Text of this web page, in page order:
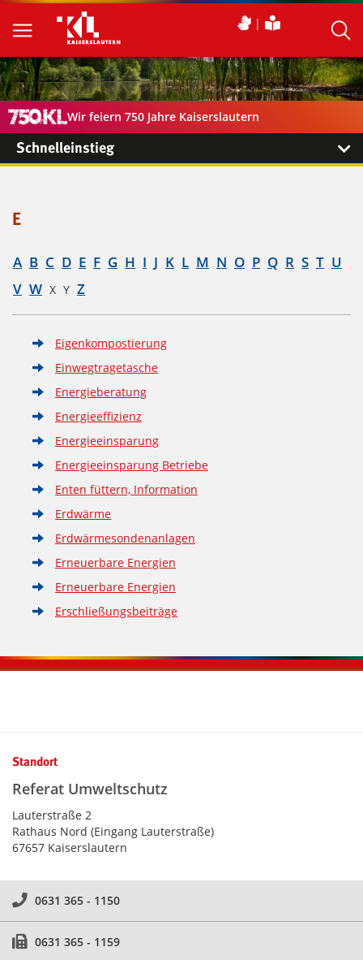
Wir feiern 750 Jahre Kaiserslautern
Schnelleinstieg
E
A B C D E F G H I J K L M N O P Q R S T U
V W X Y Z
Eigenkompostierung
Einwegtragetasche
Energieberatung
Energieeffizienz
Energieeinsparung
Energieeinsparung Betriebe
Enten füttern, Information
Erdwärme
Erdwärmesondenanlagen
Erneuerbare Energien
Erneuerbare Energien
Erschließungsbeiträge
Standort
Referat Umweltschutz
Lauterstraße 2
Rathaus Nord (Eingang Lauterstraße)
67657 Kaiserslautern
0631 365 - 1150
0631 365 - 1159